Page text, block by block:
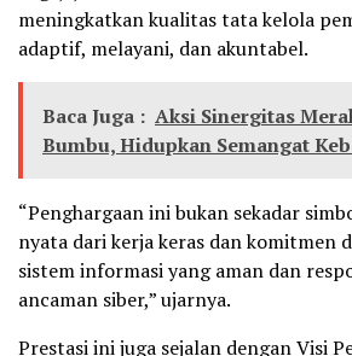
meningkatkan kualitas tata kelola
adaptif, melayani, dan akuntabel.
Baca Juga : Aksi Sinergitas
Bumbu, Hidupkan Semangat
“Penghargaan ini bukan sekadar
nyata dari kerja keras dan komitmen
sistem informasi yang aman dan
ancaman siber,” ujarnya.
Prestasi ini juga sejalan dengan Visi